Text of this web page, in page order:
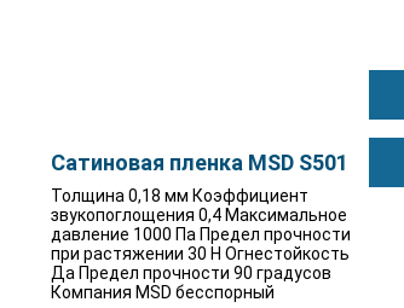
Сатиновая пленка MSD S501
Толщина 0,18 мм Коэффициент
звукопоглощения 0,4 Максимальное
давление 1000 Па Предел прочности
при растяжении 30 Н Огнестойкость
Да Предел прочности 90 градусов
Компания MSD бесспорный